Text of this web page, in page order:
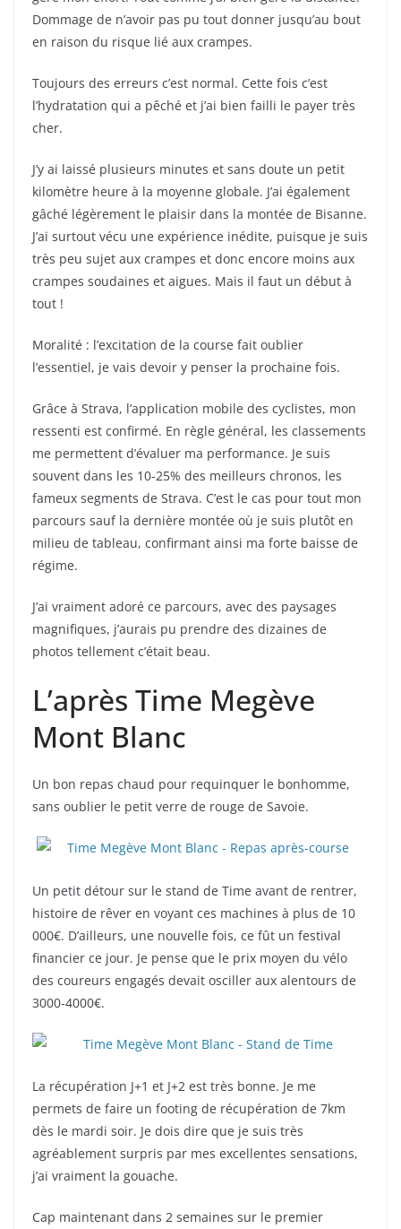
Dommage de n’avoir pas pu tout donner jusqu’au bout
en raison du risque lié aux crampes.
Toujours des erreurs c’est normal. Cette fois c’est
l’hydratation qui a pêché et j’ai bien failli le payer très
cher.
J’y ai laissé plusieurs minutes et sans doute un petit
kilomètre heure à la moyenne globale. J’ai également
gâché légèrement le plaisir dans la montée de Bisanne.
J’ai surtout vécu une expérience inédite, puisque je suis
très peu sujet aux crampes et donc encore moins aux
crampes soudaines et aigues. Mais il faut un début à
tout !
Moralité : l’excitation de la course fait oublier
l’essentiel, je vais devoir y penser la prochaine fois.
Grâce à Strava, l’application mobile des cyclistes, mon
ressenti est confirmé. En règle général, les classements
me permettent d’évaluer ma performance. Je suis
souvent dans les 10-25% des meilleurs chronos, les
fameux segments de Strava. C’est le cas pour tout mon
parcours sauf la dernière montée où je suis plutôt en
milieu de tableau, confirmant ainsi ma forte baisse de
régime.
J’ai vraiment adoré ce parcours, avec des paysages
magnifiques, j’aurais pu prendre des dizaines de
photos tellement c’était beau.
L’après Time Megève
Mont Blanc
Un bon repas chaud pour requinquer le bonhomme,
sans oublier le petit verre de rouge de Savoie.
Un petit détour sur le stand de Time avant de rentrer,
histoire de rêver en voyant ces machines à plus de 10
000€. D’ailleurs, une nouvelle fois, ce fût un festival
financier ce jour. Je pense que le prix moyen du vélo
des coureurs engagés devait osciller aux alentours de
3000-4000€.
La récupération J+1 et J+2 est très bonne. Je me
permets de faire un footing de récupération de 7km
dès le mardi soir. Je dois dire que je suis très
agréablement surpris par mes excellentes sensations,
j’ai vraiment la gouache.
Cap maintenant dans 2 semaines sur le premier